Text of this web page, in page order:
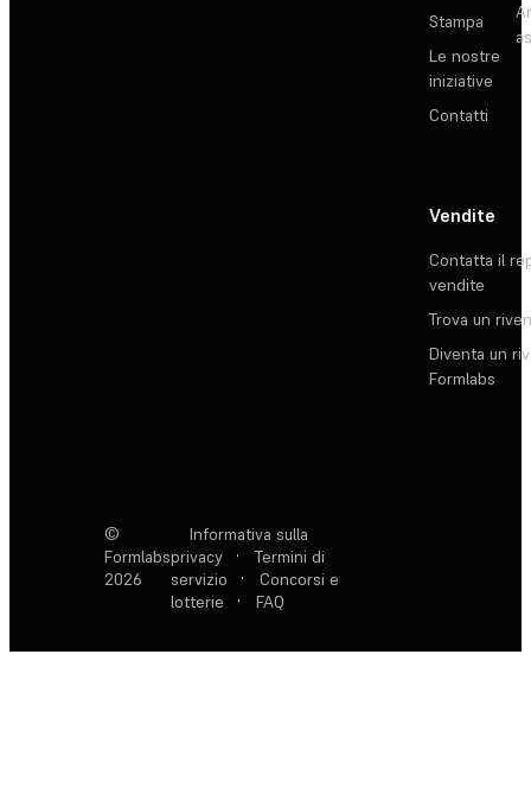
Stampa
Le nostre
iniziative
Contatti
Vendite
Contatta il
vendite
Trova un
Diventa un
Formlabs
©
Formlabs
2026
Informativa sulla
privacy
·
Termini di
servizio
·
Concorsi e
lotterie
· FAQ